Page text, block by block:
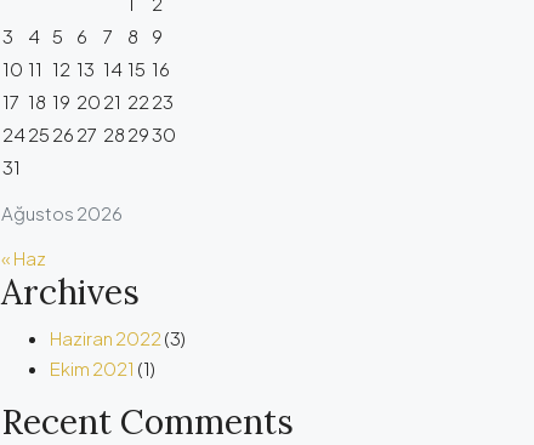
Ağustos 2026
3
4 5 6 7 8
9
10 11 12 13 14 15 16
17 18 19 20 21 22 23
2425 26 27 28 2930
31
« Haz
Archives
Haziran 2022 (3)
Ekim 2021 (1)
Recent Comments